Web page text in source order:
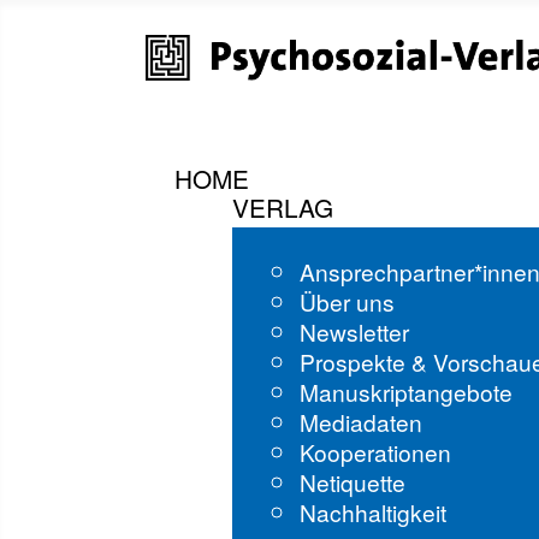
HOME
VERLAG
Über uns
Newsletter
Prospekte &
Manuskriptangebote
Mediadaten
Kooperationen
Netiquette
Nachhaltigkeit